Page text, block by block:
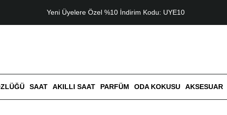
Yeni Üyelere Özel %10 İndirim Kodu: UYE10
SAAT AKILLI SAAT PARFÜM ODA KOKUSU AKSESUAR